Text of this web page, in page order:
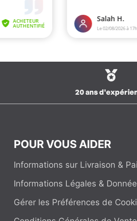
20 ans
POUR VOUS AIDER
Informations sur Livraison &
Informations Légales &
Gérer les Préférences de